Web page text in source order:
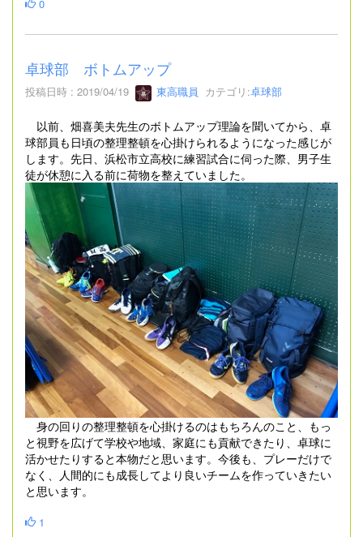
0
卓球部 ボトムアップ
投稿日時 : 2019/04/19 東高職員 カテゴリ:卓球部
以前、畑喜美夫先生のボトムアップ理論を聞いてから、卓
球部員も日頃の整理整頓を心掛けられるようになった感じが
します。先日、浜松市立高校に練習試合に伺った際、男子生
徒が休憩に入る前に荷物を整えていました。
身の回りの整理整頓を心掛けるのはもちろんのこと、もっ
と視野を広げて学校や地域、家庭にも貢献できたり、卓球に
活かせたりすると本物だと思います。今後も、プレーだけで
なく、人間的にも成長してより良いチームを作っていきたい
と思います。
1